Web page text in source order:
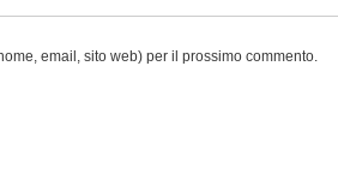
email, sito web) per il prossimo commento.